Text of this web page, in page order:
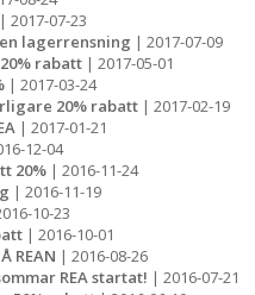
| 2017-07-23
lagerrensning | 2017-07-09
rabatt | 2017-05-01
| 2017-03-24
20% rabatt | 2017-02-19
| 2017-01-21
12-04
20% | 2016-11-24
| 2016-11-19
10-23
| 2016-10-01
REAN | 2016-08-26
REA startat! | 2016-07-21